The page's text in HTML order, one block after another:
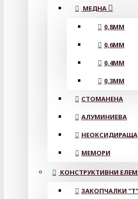
МЕДНА
0,8MM
0,6MM
0,4MM
0,3MM
СТОМАНЕНА
АЛУМИНИЕВА
НЕОКСИДИРАЩА
МЕМОРИ
КОНСТРУКТИВНИ
ЗАКОПЧАЛКИ "Т"